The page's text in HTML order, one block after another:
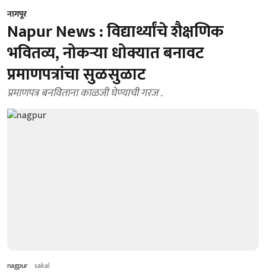
नागपूर
Napur News : विद्यार्थ्यांचे शैक्षणिक
भवितव्य, नोकऱ्या धोक्यात बनावट
प्रमाणपत्रांचा सुळसुळाट
प्रमाणपत्र बनविताना काळजी घेण्याची गरज .
nagpur sakal